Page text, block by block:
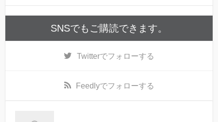
SNSでもご購読できます。
Twitterでフォローする
Feedlyでフォローする